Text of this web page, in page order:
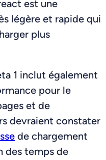
est une
légère et rapide qui
plus
1 inclut également
pour le
et de
devraient constater
de chargement
des temps de